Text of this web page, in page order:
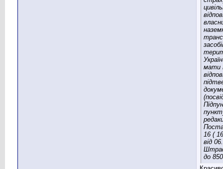
мати
16 (
від
до